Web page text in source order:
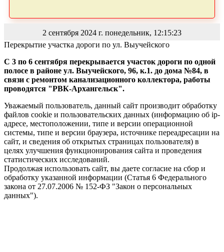
2 сентября 2024 г. понедельник, 12:15:23
Перекрытие участка дороги по ул. Выучейского
С 3 по 6 сентября перекрывается участок дороги по одной
полосе в районе ул. Выучейского, 96, к.1. до дома №84, в
связи с ремонтом канализационного коллектора, работы
проводятся "РВК-Архангельск".
Уважаемый пользователь, данный сайт производит обработку
файлов cookie и пользовательских данных (информацию об ip-
адресе, местоположении, типе и версии операционной
системы, типе и версии браузера, источнике переадресации на
сайт, и сведения об открытых страницах пользователя) в
целях улучшения функционирования сайта и проведения
статистических исследований.
Продолжая использовать сайт, вы даете согласие на сбор и
обработку указанной информации (Статья 6 Федерального
закона от 27.07.2006 № 152-ФЗ "Закон о персональных
данных").